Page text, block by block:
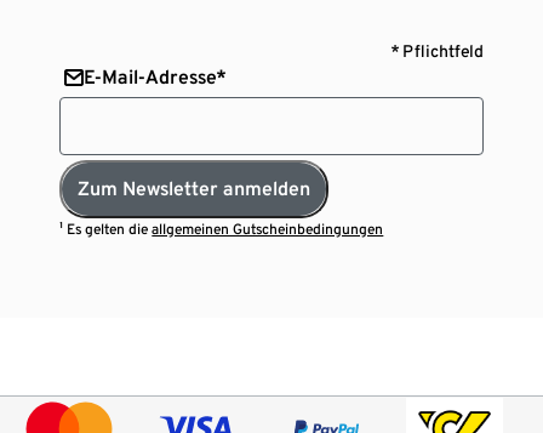
* Pflichtfeld
E-Mail-Adresse*
Zum Newsletter anmelden
¹ Es gelten dieallgemeinen Gutscheinbedingungen